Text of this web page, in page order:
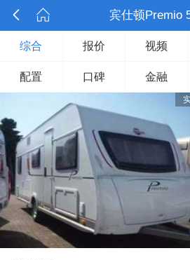
  宾仕顿Premio
综合 报价 视频
配置 口碑 金融